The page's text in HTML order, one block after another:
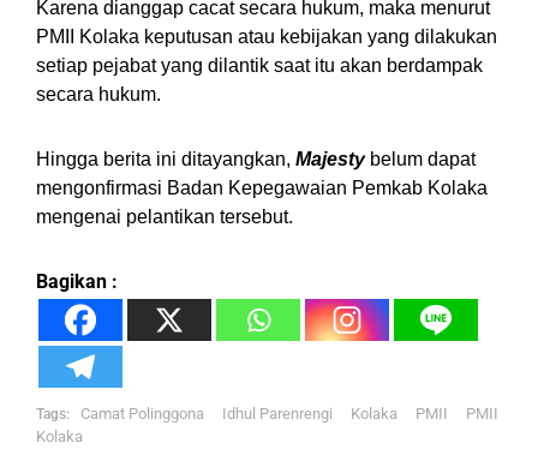
Karena dianggap cacat secara hukum, maka menurut
PMII Kolaka keputusan atau kebijakan yang dilakukan
setiap pejabat yang dilantik saat itu akan berdampak
secara hukum.
Hingga berita ini ditayangkan, Majestybelum dapat
mengonfirmasi Badan Kepegawaian Pemkab Kolaka
mengenai pelantikan tersebut.
Bagikan :
Tags: Camat Polinggona Idhul Parenrengi Kolaka PMII
PMII
Kolaka